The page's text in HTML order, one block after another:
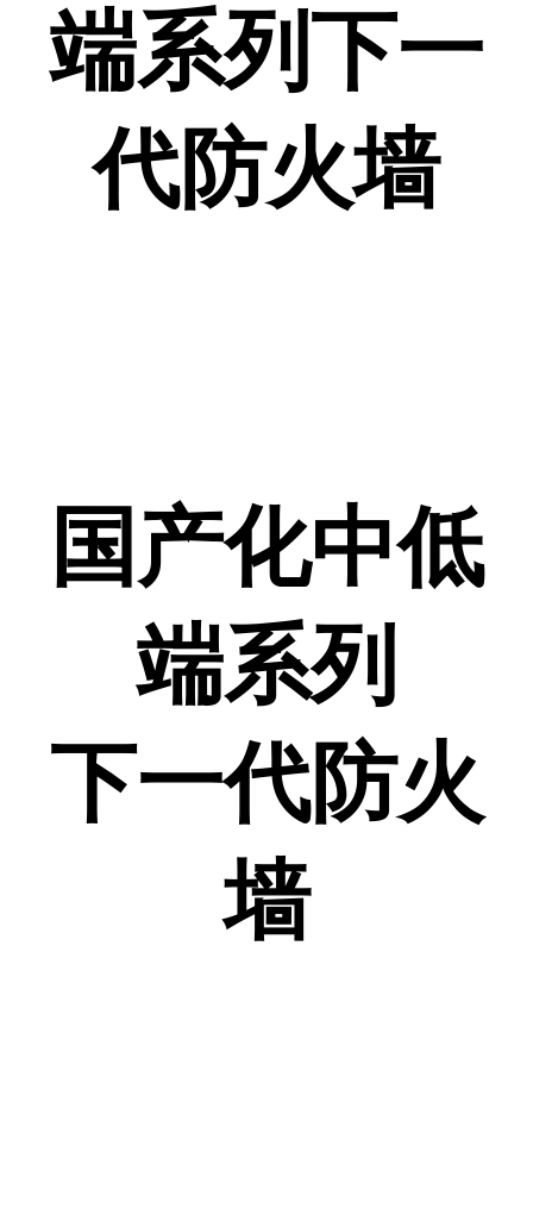
端系列下一
代防火墙
国产化中低
端系列
下一代防火
墙